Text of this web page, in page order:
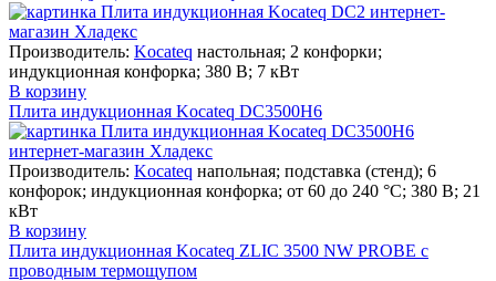
Производитель: Kocateq настольная; 2 конфорки;
индукционная конфорка; 380 В; 7 кВт
В корзину
Плита индукционная Kocateq DC3500H6
Производитель: Kocateq напольная; подставка (стенд); 6
конфорок; индукционная конфорка; от 60 до 240 °С; 380 В; 21
кВт
В корзину
Плита индукционная Kocateq ZLIC 3500 NW PROBE с
проводным термощупом